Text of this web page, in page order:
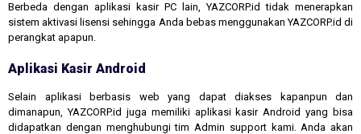
Berbeda dengan aplikasi kasir PC lain, YAZCORP.id tidak menerapkan
sistem aktivasi lisensi sehingga Anda bebas menggunakan YAZCORP.id di
perangkat apapun.
Aplikasi Kasir Android
Selain aplikasi berbasis web yang dapat diakses kapanpun dan
dimanapun, YAZCORP.id juga memiliki aplikasi kasir Android yang bisa
didapatkan dengan menghubungi tim Admin support kami. Anda akan